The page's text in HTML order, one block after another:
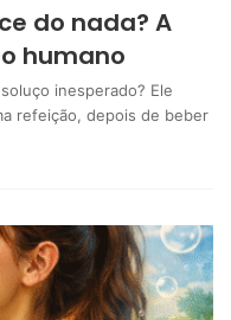
do nada? A
humano
inesperado? Ele
refeição, depois de beber